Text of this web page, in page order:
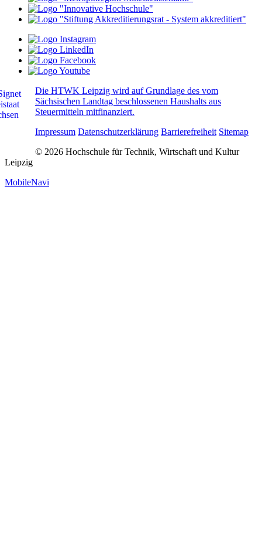
Die HTWK Leipzig wird auf Grundlage des vom
Sächsischen Landtag beschlossenen Haushalts aus
Steuermitteln mitfinanziert.
Impressum Datenschutzerklärung Barrierefreiheit Sitemap
© 2026 Hochschule für Technik, Wirtschaft und Kultur
Leipzig
MobileNavi